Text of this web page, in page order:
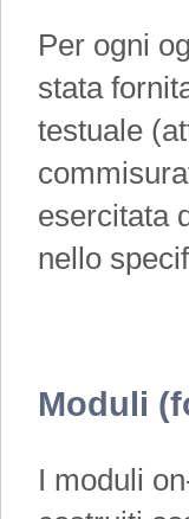
Per ogni
stata
testuale
esercitata
nello
Moduli
I moduli